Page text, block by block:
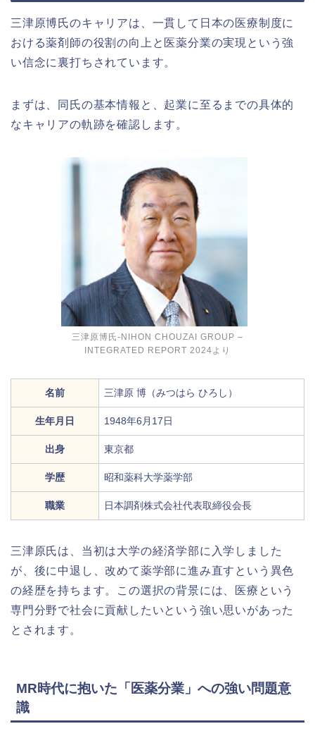
三津原博氏のキャリアは、一貫して日本の医療制度に
おける薬剤師の役割の向上と医薬分業の実現という強
い信念に裏打ちされています。
まずは、同氏の基本情報と、起業に至るまでの具体的
なキャリアの軌跡を確認します。
三津原博氏-NIHON CHOUZAI GROUP –
INTEGRATED REPORT 2024より
名前 三津原 博（みつはら ひろし）
生年月日 1948年6月17日
出身 東京都
学歴 昭和薬科大学薬学部
職業 日本調剤株式会社代表取締役会長
三津原氏は、当初は大学の経済学部に入学しました
が、後に中退し、改めて薬学部に進み直すという異色
の経歴を持ちます。この選択の背景には、医療という
専門分野で社会に貢献したいという強い思いがあった
とされます。
MR時代に抱いた「医薬分業」への強い問題意
識